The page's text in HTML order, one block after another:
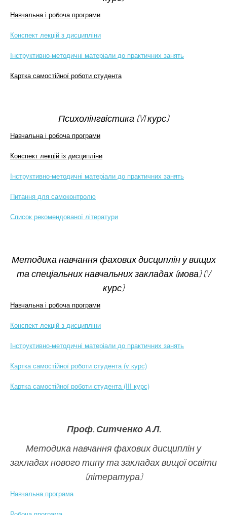
Навчальна і робоча програми
Конспект лекцій з дисципліни
Інструктивно-методичні матеріали до практичних занять
Картка самостійної роботи студента
Психолінгвістика (VI курс)
Навчальна і робоча програми
Конспект лекцій із дисципліни
Інструктивно-методичні матеріали до практичних занять
Питання для самоконтролю
Список рекомендованої літератури
Методика навчання фахових дисциплін у вищих
та спеціальних навчальних закладах (мова)(V
курс)
Навчальна і робоча програми
Конспект лекцій з дисципліни
Інструктивно-методичні матеріали до практичних занять
Картка самостійної роботи студента (v курс)
Картка самостійної роботи студента (III курс)
Проф. Ситченко А.Л.
Методика навчання фахових дисциплін у
закладах нового типу та закладах вищої освіти
(література)
Навчальна програма